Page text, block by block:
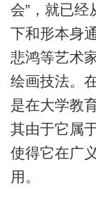
会”，就已经
下和形本身
悲鸿等艺术
绘画技法。
是在大学教
其由于它属
使得它在广
用。